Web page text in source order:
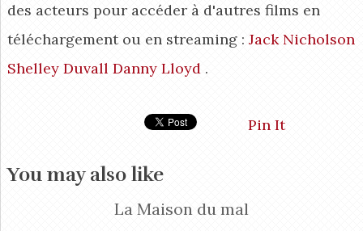
des acteurs pour accéder à d'autres films en
téléchargement ou en streaming : Jack Nicholson
Shelley Duvall Danny Lloyd.
Pin It
You may also like
La Maison du mal